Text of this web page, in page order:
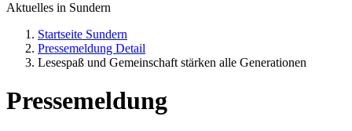
Aktuelles in Sundern
Startseite Sundern
Pressemeldung Detail
Lesespaß und Gemeinschaft stärken alle Generationen
Pressemeldung